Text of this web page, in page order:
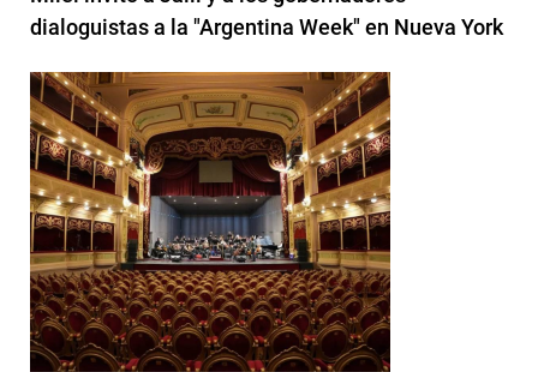
dialoguistas a la "Argentina Week" en Nueva York